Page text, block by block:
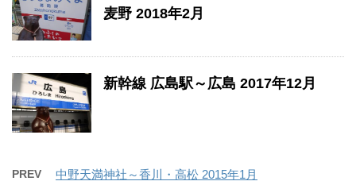
麦野 2018年2月
新幹線 広島駅～広島 2017年12月
PREV 中野天満神社～香川・高松 2015年1月